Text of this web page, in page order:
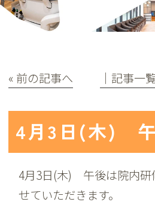
« 前の記事へ │記事一
4月3日(木)
4月3日(木) 午後は院内研
せていただきます。